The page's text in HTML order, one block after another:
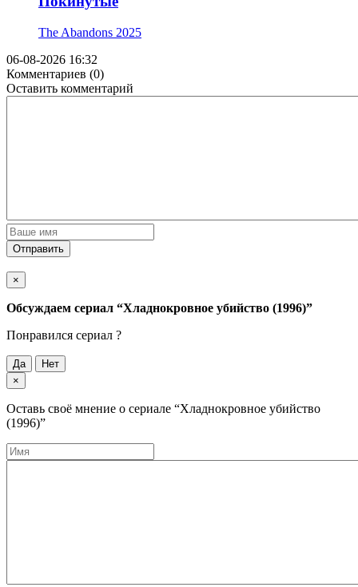
The Abandons 2025
06-08-2026 16:32
Комментариев (0)
Оставить комментарий
Отправить
×
Обсуждаем cериал “Хладнокровное убийство (1996)”
Понравился cериал ?
Да
Нет
×
Оставь своё мнение о cериале “Хладнокровное убийство
(1996)”